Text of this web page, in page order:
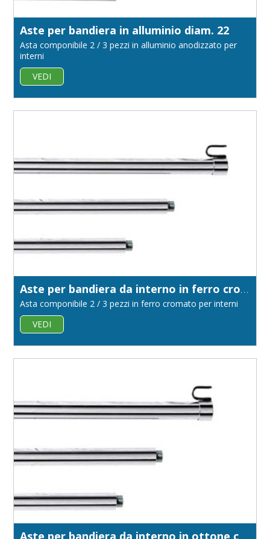
Aste per bandiera in alluminio diam. 22
Asta componibile 2 / 3 pezzi in alluminio anodizzato per
interni
VEDI
Aste per bandiera da interno in ferro cromato diametro 22
Asta componibile 2 / 3 pezzi in ferro cromato per interni
VEDI